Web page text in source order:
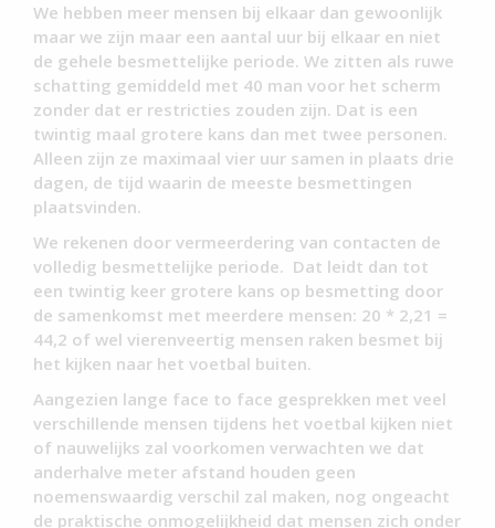
We hebben meer mensen bij elkaar dan gewoonlijk
maar we zijn maar een aantal uur bij elkaar en niet
de gehele besmettelijke periode. We zitten als ruwe
schatting gemiddeld met 40 man voor het scherm
zonder dat er restricties zouden zijn. Dat is een
twintig maal grotere kans dan met twee personen.
Alleen zijn ze maximaal vier uur samen in plaats drie
dagen, de tijd waarin de meeste besmettingen
plaatsvinden.
We rekenen door vermeerdering van contacten de
volledig besmettelijke periode. Dat leidt dan tot
een twintig keer grotere kans op besmetting door
de samenkomst met meerdere mensen: 20 * 2,21 =
44,2 of wel vierenveertig mensen raken besmet bij
het kijken naar het voetbal buiten.
Aangezien lange face to face gesprekken met veel
verschillende mensen tijdens het voetbal kijken niet
of nauwelijks zal voorkomen verwachten we dat
anderhalve meter afstand houden geen
noemenswaardig verschil zal maken, nog ongeacht
de praktische onmogelijkheid dat mensen zich onder